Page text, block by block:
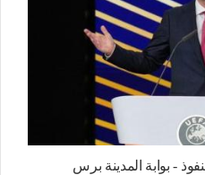
- بوابة المدينة برس